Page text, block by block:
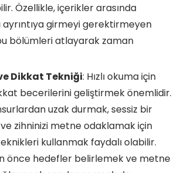
Özellikle, içerikler arasında
girmeyi gerektirmeyen
bölümleri atlayarak zaman
Dikkat Tekniği: Hızlı okuma için
becerilerini geliştirmek önemlidir.
uzak durmak, sessiz bir
zihninizi metne odaklamak için
kullanmak faydalı olabilir.
önce hedefler belirlemek ve metne